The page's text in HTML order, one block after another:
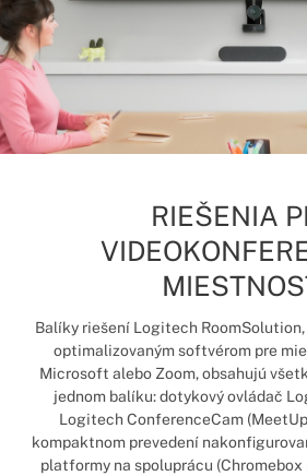
RIEŠENIA
Balíky riešení Logitech RoomSolution,
optimalizovaným softvérom pre
Microsoft alebo Zoom, obsahujú
jednom balíku: dotykový ovládač
Logitech ConferenceCam
kompaktnom prevedení
platformy na spoluprácu